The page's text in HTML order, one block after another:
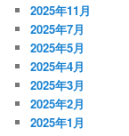
2025年11月
2025年7月
2025年5月
2025年4月
2025年3月
2025年2月
2025年1月